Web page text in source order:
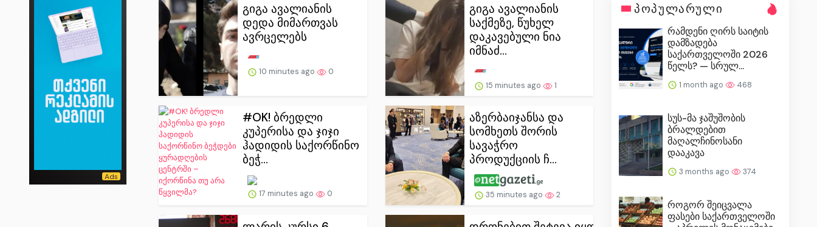
გიგა ავალიანის
დედა მიმართვას
ავრცელებს
10 minutes ago 0
გიგა ავალიანის
საქმეზე, წუხელ
დაკავებული ნია
იმნაძ...
15 minutes ago 1
#OK! ბრედლი
კუპერისა და ჯიჯი
ჰადიდის საქორწინო
ბეჭ...
17 minutes ago 0
აზერბაიჯანსა და
სომხეთს შორის
სავაჭრო
პროდუქციის ჩ...
35 minutes ago 2
პოპულარული
რამდენი ღირს საიტის
დამზადება
საქართველოში 2026
წელს? — სრულ...
1 month ago 468
სუს-მა ჯაშუშობის
ბრალდებით
მაღალჩინოსანი
დააკავა
3 months ago 374
როგორ შეიცვალა
ფასები საქართველოში